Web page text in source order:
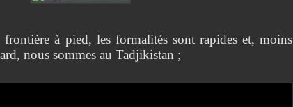
frontière à pied, les formalités sont rapides et, moins
nous sommes au Tadjikistan ;